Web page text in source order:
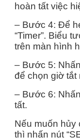
hoàn tất việc
– Bước 4: Để
“Timer”. Biểu
trên màn hình
– Bước 5:
để chọn giờ tắt
– Bước 6:
tất.
Nếu muốn hủy
thì nhấn nút